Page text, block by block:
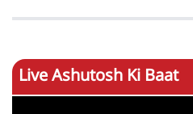
Live Ashutosh Ki Baat